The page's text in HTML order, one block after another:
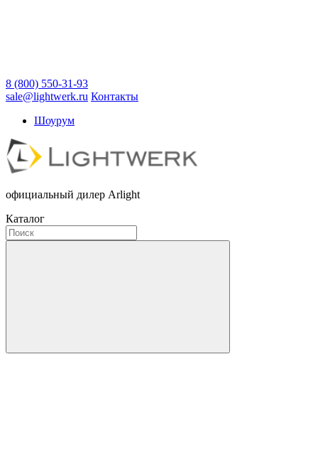
8 (800) 550-31-93
sale@lightwerk.ru Контакты
Шоурум
официальный дилер Arlight
Каталог